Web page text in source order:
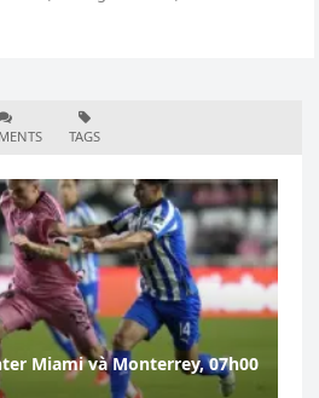
TAGS
Miami và Monterrey, 07h00